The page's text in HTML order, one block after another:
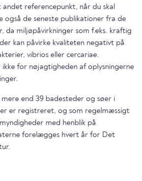
referencepunkt, når du skal
også de seneste publikationer fra de
da miljøpåvirkninger som f.eks. kraftig
kan påvirke kvaliteten negativt på
vibrios eller cercariae.
for nøjagtigheden af oplysningerne
end 39 badesteder og søer i
er registreret, og som regelmæssigt
med henblik på
forelægges hvert år for Det